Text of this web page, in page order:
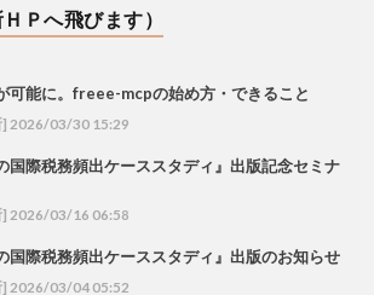
Ｐへ飛びます）
可能に。freee-mcpの始め方・できること
2026/03/30 15:29
国際税務頻出ケーススタディ』出版記念セミナ
2026/03/16 06:58
国際税務頻出ケーススタディ』出版のお知らせ
2026/03/04 05:52